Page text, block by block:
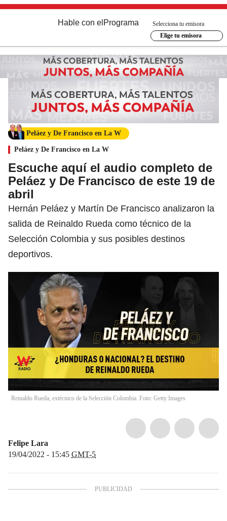
Hable con el Programa
Selecciona tu emisora
Elige tu emisora
Peláez y De Francisco en La W
Peláez y De Francisco en La W
Escuche aquí el audio completo de
Peláez y De Francisco de este 19 de
abril
Hernán Peláez y Martín De Francisco analizaron la
salida de Reinaldo Rueda como técnico de la
Selección Colombia y sus posibles destinos
deportivos.
Reinaldo Rueda, extécnico de la Selección Colombia. Foto: Getty Images
Felipe Lara
19/04/2022 - 15:45 GMT-5